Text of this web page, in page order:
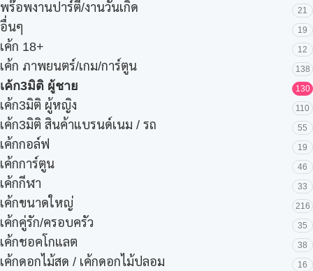
พร๊อพงานปาร์ตี้/งานวันเกิด 21
อื่นๆ 19
เค้ก 18+ 12
เค้ก ภาพยนตร์/เกม/การ์ตูน 138
เค้ก3มิติ ผู้ชาย 130
เค้ก3มิติ ผู้หญิง 110
เค้ก3มิติ สินค้าแบรนด์เนม / รถ 55
เค้กกอล์ฟ 19
เค้กการ์ตูน 46
เค้กกีฬา 33
เค้กขนาดใหญ่ 216
เค้กคู่รัก/ครอบครัว 35
เค้กชอคโกแลต 38
เค้กดอกไม้สด / เค้กดอกไม้ปลอม 16